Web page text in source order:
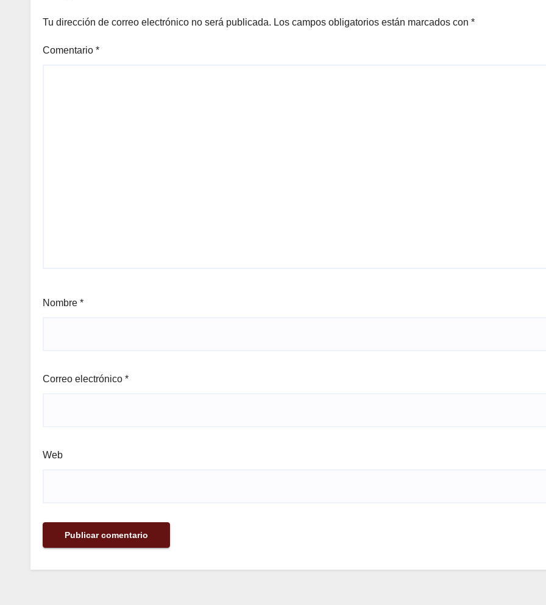
Tu dirección de correo electrónico no será publicada. Los campos obligatorios están marcados con *
Comentario *
Nombre *
Correo electrónico *
Web